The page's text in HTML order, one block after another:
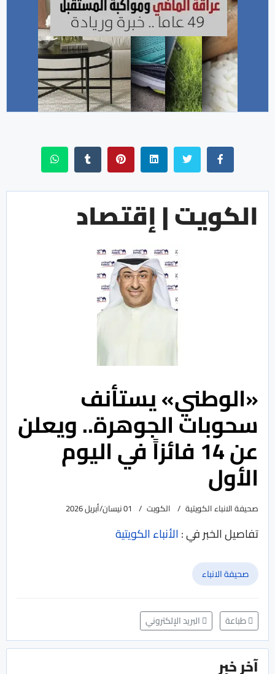
الكويت | إقتصاد
«الوطني» يستأنف
سحوبات الجوهرة.. ويعلن
عن 14 فائزاً في اليوم
الأول
صحيفة الانباء الكويتية الكويت 01 نيسان/أبريل 2026
تفاصيل الخبر في :الأنباء الكويتية
صحيفة الانباء
طباعة البريد الإلكتروني
آخر خبر